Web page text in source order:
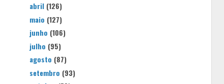
abril (126)
maio (127)
junho (106)
julho (95)
agosto (87)
setembro (93)